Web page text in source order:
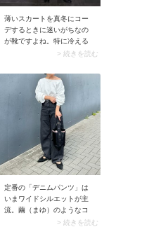
薄いスカートを真冬にコー
デするときに迷いがちなの
が靴ですよね。特に冷える
足元には、ブーツを合わせ
すのがおすすめです。しっ
かり足元の温感をアップし
てくれるうえに、薄いスカ
ートとトップスとのバラン
スもまとめてくれるんで
> 続きを読む
定番の「デニムパンツ」は
いまワイドシルエットが主
流。繭（まゆ）のようなコ
クーンシルエットを選ぶ
> 続きを読む